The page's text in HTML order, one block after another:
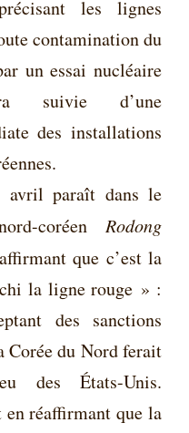
les lignes
contamination du
un essai nucléaire
suivie d’une
des installations
avril paraît dans le
coréen Rodong
que c’est la
la ligne rouge » :
des sanctions
Corée du Nord ferait
des États-Unis.
réaffirmant que la